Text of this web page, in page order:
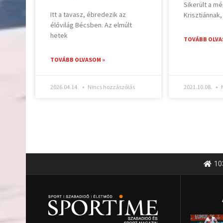
Itt a tavasz, ébredezik az
élővilág Bécsben. Az elmúlt
hetek
TOVÁBB OLVASOM »
2026.04.14. Nincs hozzászólás
Sikerült a
TOVÁBB
2021.10.08.